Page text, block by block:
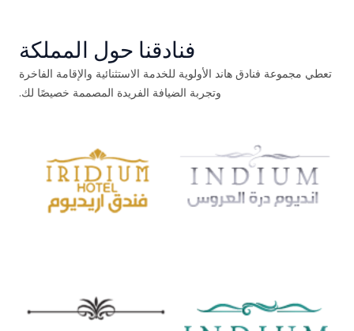
فنادقنا حول المملكة
تعطي مجموعة فنادق هاند الأولوية للخدمة الاستثنائية والإقامة الفاخرة
وتجربة الضيافة الفريدة المصممة خصيصًا لك.